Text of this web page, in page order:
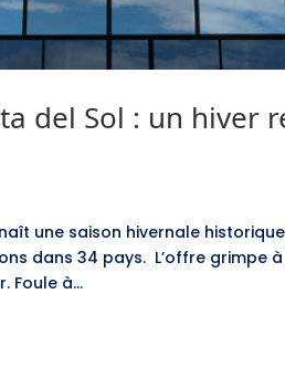
del Sol : un hiver
une saison hivernale
dans 34 pays. L’offre grimpe
Foule à...